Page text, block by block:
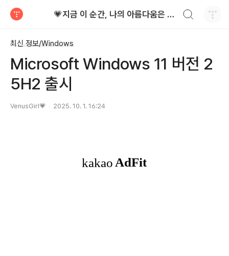
💗지금 이 순간, 나의 아름다움은 가장 빛난다!
최신 정보/Windows
Microsoft Windows 11 버전 2
5H2 출시
VenusGirl💗 2025. 10. 1. 16:24